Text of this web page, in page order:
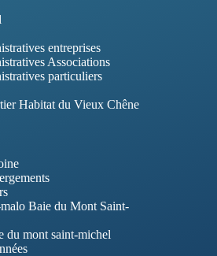
entreprises
Associations
particuliers
Habitat du Vieux Chêne
Baie du Mont Saint-
du mont saint-michel